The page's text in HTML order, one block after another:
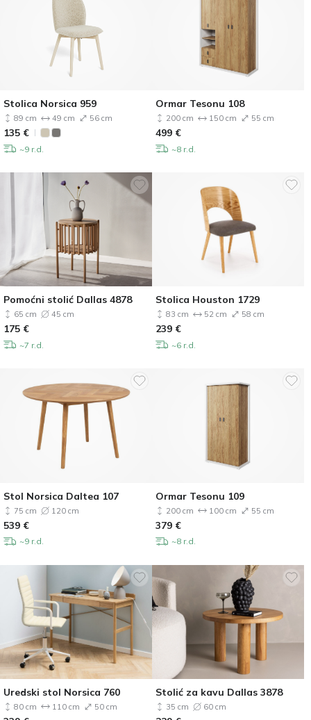
Stolica Norsica 959
89 cm 49 cm 56 cm
135 €
~9 r.d.
Ormar Tesonu 108
200 cm 150 cm 55 cm
499 €
~8 r.d.
Pomoćni stolić Dallas 4878
65 cm 45 cm
175 €
~7 r.d.
Stolica Houston 1729
83 cm 52 cm 58 cm
239 €
~6 r.d.
Stol Norsica Daltea 107
75 cm 120 cm
539 €
~9 r.d.
Ormar Tesonu 109
200 cm 100 cm 55 cm
379 €
~8 r.d.
Uredski stol Norsica 760
80 cm 110 cm 50 cm
Stolić za kavu Dallas 3878
35 cm 60 cm